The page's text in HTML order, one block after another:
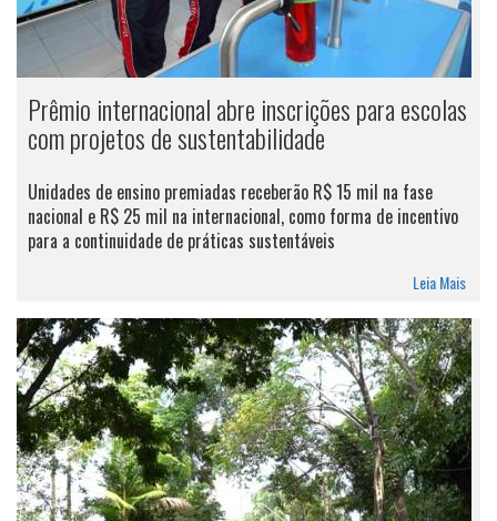
Prêmio internacional abre inscrições para escolas
com projetos de sustentabilidade
Unidades de ensino premiadas receberão R$ 15 mil na fase
nacional e R$ 25 mil na internacional, como forma de incentivo
para a continuidade de práticas sustentáveis
Leia Mais